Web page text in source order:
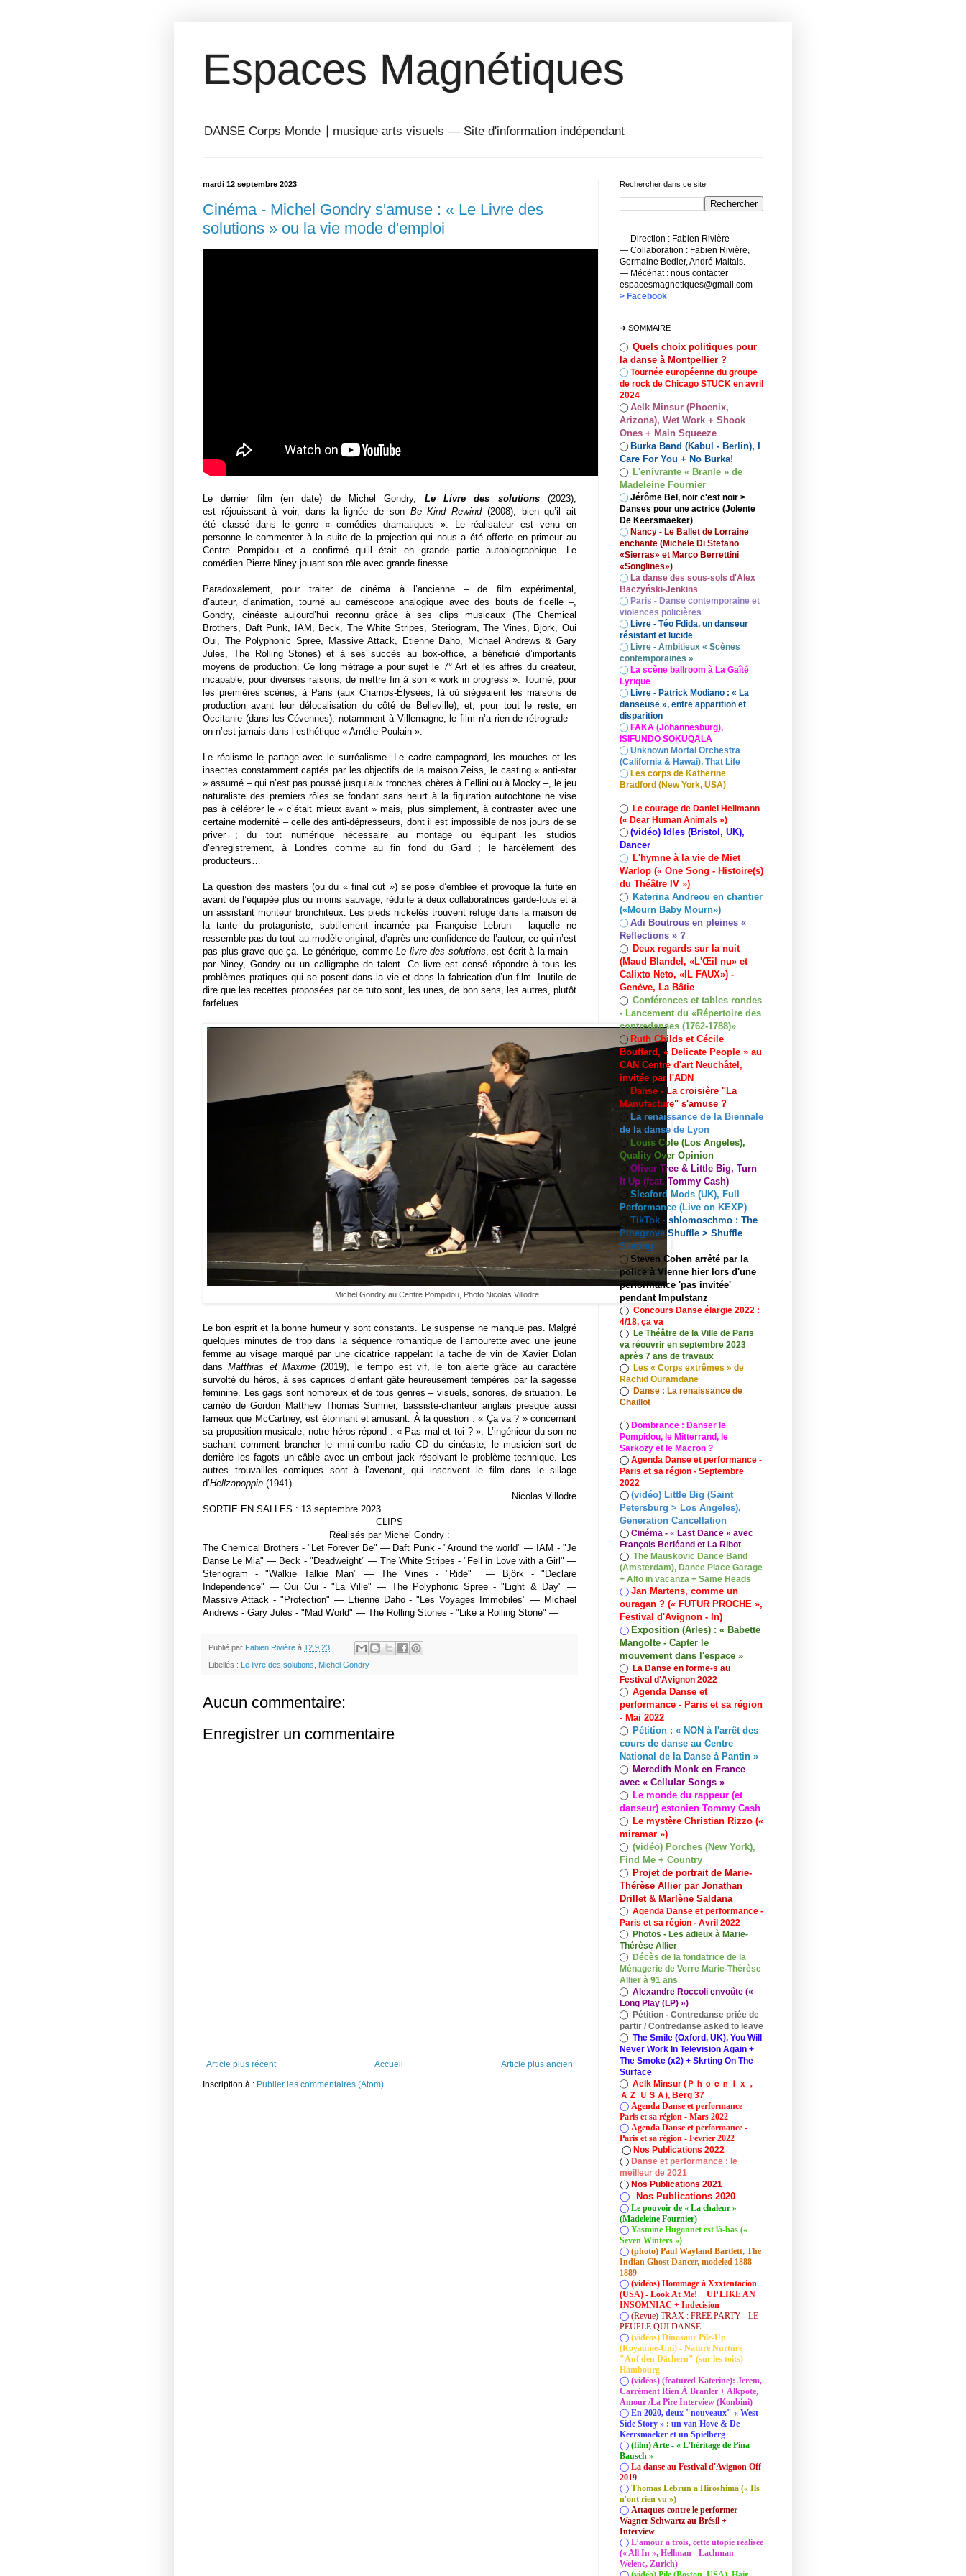
Espaces Magnétiques
DANSE Corps Monde ⎥ musique arts visuels — Site d'information indépendant
mardi 12 septembre 2023
Cinéma - Michel Gondry s'amuse : « Le Livre des
solutions » ou la vie mode d'emploi
Le dernier film (en date) de Michel Gondry, Le Livre des solutions(2023),
est réjouissant à voir, dans la lignée de son Be Kind Rewind(2008), bien qu’il ait
été classé dans le genre « comédies dramatiques ». Le réalisateur est venu en
personne le commenter à la suite de la projection qui nous a été offerte en primeur au
Centre
Pompidou et a confirmé qu’il était en grande partie autobiographique. Le
comédien Pierre Niney jouant son rôle avec grande finesse.
Paradoxalement, pour traiter de cinéma à l’ancienne – de film expérimental,
d’auteur,d’animation, tourné au caméscope analogique avec des bouts de ficelle –,
Gondry, cinéaste aujourd’hui reconnu grâce à ses clips musicaux (The Chemical
Brothers, Daft Punk, IAM, Beck, The White Stripes, Steriogram, The Vines, Björk, Oui
Oui, The Polyphonic Spree, Massive Attack, Etienne Daho, Michael Andrews & Gary
Jules, The Rolling Stones) et à ses succès au box-office, a bénéficié d’importants
moyens de production. Ce long métrage a pour sujet le 7° Art et les affres du créateur,
incapable, pour diverses raisons, de mettre fin à son « work in progress ». Tourné, pour
les premières scènes, à Paris (aux Champs-Élysées, là où siégeaient les maisons de
production avant leur délocalisation du côtéde Belleville), et, pour tout le reste, en
Occitanie (dans les Cévennes), notamment à Villemagne, le film n’a rien de rétrograde –
on n’est jamais dans l’esthétique « Amélie Poulain ».
Le réalisme le partage avec le surréalisme. Le cadre campagnard, les mouches et les
insectes constamment captés par les objectifs de la maison Zeiss, le casting « anti-star
» assumé – qui n’est pas poussé jusqu’aux tronches chères à Fellini ou à Mocky –, le jeu
naturaliste des premiers rôles se fondant sans heurt à la figuration autochtone ne vise
pas à célébrer le « c’était mieux avant » mais, plus simplement, à contraster avec une
certaine modernité – celle des anti-dépresseurs, dont il est impossible de nos jours de se
priver ; du tout numérique nécessaire au montage ou équipant les studios
d’enregistrement, à Londres comme au fin fond du Gard ; le harcèlement des
producteurs…
La question des masters (ou du « final cut ») se pose d’emblée et provoque la fuite en
avant de l’équipée plus ou moins sauvage, réduite à deux collaboratrices garde-fous et à
un assistant monteur bronchiteux. Les pieds nickelés trouvent refuge dans la maison de
la tante du protagoniste, subtilement incarnée par Françoise Lebrun – laquelle ne
ressemble pas du tout au modèle original, d’après une confidence de l’auteur, ce qui n’est
pas plus grave que ça. Le générique, commeLe livre des solutions, est écrit à la main –
par Niney, Gondry ou un calligraphe de talent. Ce livre est censé répondre à tous les
problèmes pratiques qui se posent dans la vie et dans la fabrication d’un film. Inutile de
dire que les recettes proposées par ce tuto sont, les unes, de bon sens, les autres, plutôt
farfelues.
Michel Gondry au Centre Pompidou, Photo Nicolas Villodre
Le bon esprit et la bonne humeur y sont constants. Le suspense ne manque pas. Malgré
quelques minutes de trop dans la séquence romantique de l’amourette avec une jeune
femme au visage marqué par une cicatrice rappelant la tache de vin de Xavier Dolan
dansMatthias et Maxime (2019), le tempo est vif, le ton alerte grâce au caractère
survolté du héros, à ses caprices d’enfant gâté heureusement tempérés par la sagesse
féminine. Les gags sont nombreux et de tous genres – visuels, sonores, de situation. Le
caméo de Gordon Matthew Thomas Sumner, bassiste-chanteur anglais presque aussi
fameux que McCartney, est étonnant et amusant. À la question : « Ça va ? » concernant
sa proposition musicale, notre héros répond : « Pas mal et toi ? ». L’ingénieur du son ne
sachant comment brancher le mini-combo radio CD du cinéaste, le musicien sort de
derrière les fagots un câble avec un embout jack résolvant le problème technique. Les
autres trouvailles comiques sont à l’avenant, qui inscrivent le film dans le sillage
d’Hellzapoppin (1941).
Nicolas Villodre
SORTIE EN SALLES : 13 septembre 2023
CLIPS
Réalisés par Michel Gondry :
The Chemical Brothers - "Let Forever Be" — Daft Punk - "Around the world" — IAM - "Je
Danse Le Mia" — Beck - "Deadweight" — The White Stripes - "Fell in Love with a Girl" —
Steriogram - "Walkie Talkie Man" — The Vines - "Ride" — Björk - "Declare
Independence" — Oui Oui - "La Ville" — The Polyphonic Spree - "Light & Day" —
Massive Attack - "Protection" — Etienne Daho - "Les Voyages Immobiles" — Michael
Andrews - Gary Jules - "Mad World" — The Rolling Stones - "Like a Rolling Stone" —
Publié par Fabien Rivière à 12.9.23
Libellés : Le livre des solutions Michel Gondry
Aucun commentaire:
Enregistrer un commentaire
Article plus récent Article plus ancien
Accueil
Inscription à : Publier les commentaires (Atom)
Rechercher dans ce site
— Direction : Fabien Rivière
— Collaboration : Fabien Rivière,
Germaine Bedler, André Maltais.
— Mécénat : nous contacter
espacesmagnetiques@gmail.com
> Facebook
➜ SOMMAIRE
◯ Quels choix politiques pour
la danse à Montpellier ?
◯ Tournée européenne du groupe
de rock de Chicago STUCK en avril
2024
◯ Aelk Minsur (Phoenix,
Arizona), Wet Work + Shook
Ones + Main Squeeze
◯ Burka Band (Kabul - Berlin), I
Care For You + No Burka!
◯ L'enivrante « Branle » de
Madeleine Fournier
◯ Jérôme Bel, noir c'est noir >
Danses pour une actrice (Jolente
De Keersmaeker)
◯ Nancy - Le Ballet de Lorraine
enchante (Michele Di Stefano
«Sierras» et Marco Berrettini
«Songlines»)
◯ La danse des sous-sols d'Alex
Baczyński-Jenkins
◯ Paris - Danse contemporaine et
violences policières
◯ Livre - Téo Fdida, un danseur
résistant et lucide
◯ Livre - Ambitieux « Scènes
contemporaines »
◯ La scène ballroom à La Gaîté
Lyrique
◯ Livre - Patrick Modiano : « La
danseuse », entre apparition et
disparition
◯ FAKA (Johannesburg),
ISIFUNDO SOKUQALA
◯ Unknown Mortal Orchestra
(California & Hawai), That Life
◯ Les corps de Katherine
Bradford (New York, USA)
◯ Le courage de Daniel Hellmann
(« Dear Human Animals »)
◯ (vidéo) Idles (Bristol, UK),
Dancer
◯ L'hymne à la vie de Miet
Warlop (« One Song - Histoire(s)
du Théâtre IV »)
◯ Katerina Andreou en chantier
(«Mourn Baby Mourn»)
◯ Adi Boutrous en pleines «
Reflections » ?
◯ Deux regards sur la nuit
(Maud Blandel, «L'Œil nu» et
Calixto Neto, «IL FAUX») -
Genève, La Bâtie
◯ Conférences et tables rondes
- Lancement du «Répertoire des
contredanses (1762-1788)»
◯ Ruth Childs et Cécile
Bouffard, « Delicate People » au
CAN Centre d'art Neuchâtel,
invitée par l'ADN
Danse - La croisière "La
Manufacture" s'amuse ?
La renaissance de la Biennale
de la danse de Lyon
Louis Cole (Los Angeles),
Quality Over Opinion
Oliver Tree & Little Big, Turn
It Up (feat. Tommy Cash)
Sleaford Mods (UK), Full
Performance (Live on KEXP)
TikTok · shlomoschmo : The
Pinegrove Shuffle > Shuffle
Skating
◯ Steven Cohen arrêté par la
police à Vienne hier lors d'une
performance 'pas invitée'
pendant Impulstanz
◯ Concours Danse élargie 2022 :
4/18, ça va
◯ Le Théâtre de la Ville de Paris
va réouvrir en septembre 2023
après 7 ans de travaux
◯ Les « Corps extrêmes » de
Rachid Ouramdane
◯ Danse : La renaissance de
Chaillot
◯ Dombrance : Danser le
Pompidou, le Mitterrand, le
Sarkozy et le Macron ?
◯ Agenda Danse et performance -
Paris et sa région - Septembre
2022
◯ (vidéo) Little Big (Saint
Petersburg > Los Angeles),
Generation Cancellation
◯ Cinéma - « Last Dance » avec
François Berléand et La Ribot
◯ The Mauskovic Dance Band
(Amsterdam), Dance Place Garage
+ Alto in vacanza + Same Heads
◯ Jan Martens, comme un
ouragan ? (« FUTUR PROCHE »,
Festival d'Avignon - In)
◯ Exposition (Arles) : « Babette
Mangolte - Capter le
mouvement dans l'espace »
◯ La Danse en forme-s au
Festival d'Avignon 2022
◯ Agenda Danse et
performance - Paris et sa région
- Mai 2022
◯ Pétition : « NON à l'arrêt des
cours de danse au Centre
National de la Danse à Pantin »
◯ Meredith Monk en France
avec « Cellular Songs »
◯ Le monde du rappeur (et
danseur) estonien Tommy Cash
◯ Le mystère Christian Rizzo («
miramar »)
◯ (vidéo) Porches (New York),
Find Me + Country
◯ Projet de portrait de Marie-
Thérèse Allier par Jonathan
Drillet & Marlène Saldana
◯ Agenda Danse et performance -
Paris et sa région - Avril 2022
◯ Photos - Les adieux à Marie-
Thérèse Allier
◯ Décès de la fondatrice de la
Ménagerie de Verre Marie-Thérèse
Allier à 91 ans
◯ Alexandre Roccoli envoûte («
Long Play (LP) »)
◯ Pétition - Contredanse priée de
partir / Contredanse asked to leave
◯ The Smile (Oxford, UK), You Will
Never Work In Television Again +
The Smoke (x2) + Skrting On The
Surface
◯ Aelk Minsur (Ｐｈｏｅｎｉｘ，
ＡＺ ＵＳＡ), Berg 37
◯ Agenda Danse et performance -
Paris et sa région - Mars 2022
◯ Agenda Danse et performance -
Paris et sa région - Février 2022
◯ Nos Publications 2022
◯ Danse et performance : le
meilleur de 2021
◯ Nos Publications 2021
◯ Nos Publications 2020
◯ Le pouvoir de « La chaleur »
(Madeleine Fournier)
◯ Yasmine Hugonnet est là-bas («
Seven Winters »)
◯ (photo) Paul Wayland Bartlett, The
Indian Ghost Dancer, modeled 1888-
1889
◯ (vidéos) Hommage à Xxxtentacion
(USA) - Look At Me! + UP LIKE AN
INSOMNIAC + Indecision
◯ (Revue) TRAX : FREE PARTY - LE
PEUPLE QUI DANSE
◯ (vidéos) Dinosaur Pile-Up
(Royaume-Uni) - Nature Nurture
"Auf den Dächern" (sur les toits) -
Hambourg
◯ (vidéos) (featured Katerine): Jerem,
Carrément Rien À Branler + Alkpote,
Amour /La Pire Interview (Konbini)
◯ En 2020, deux "nouveaux" « West
Side Story » : un van Hove & De
Keersmaeker et un Spielberg
◯ (film) Arte - « L'héritage de Pina
Bausch »
◯ La danse au Festival d'Avignon Off
2019
◯ Thomas Lebrun à Hiroshima (« Ils
n'ont rien vu »)
◯ Attaques contre le performer
Wagner Schwartz au Brésil +
Interview
◯ L’amour à trois, cette utopie réalisée
(« All In », Hellman - Lachman -
Welenc, Zurich)